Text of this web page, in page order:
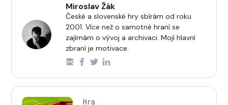
Miroslav Žák
České a slovenské hry sbírám od roku
2001. Více než o samotné hraní se
zajímám o vývoj a archivaci. Mojí hlavní
zbraní je motivace.
Hra